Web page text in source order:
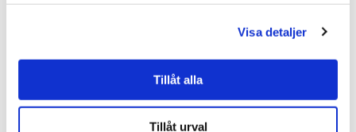
Visa detaljer
Tillåt alla
Tillåt urval
Tipsa
Upptäck mer